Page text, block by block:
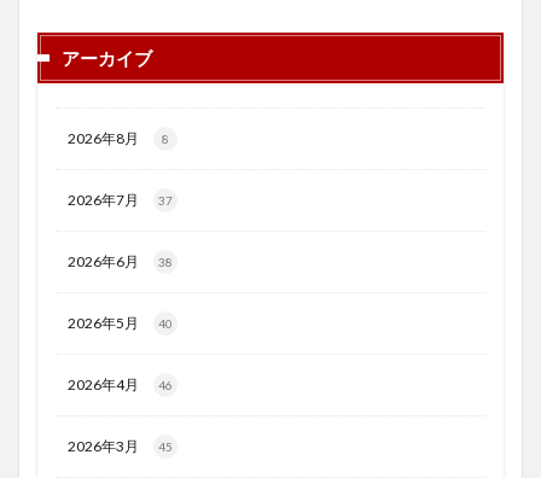
アーカイブ
2026年8月 8
2026年7月 37
2026年6月 38
2026年5月 40
2026年4月 46
2026年3月 45